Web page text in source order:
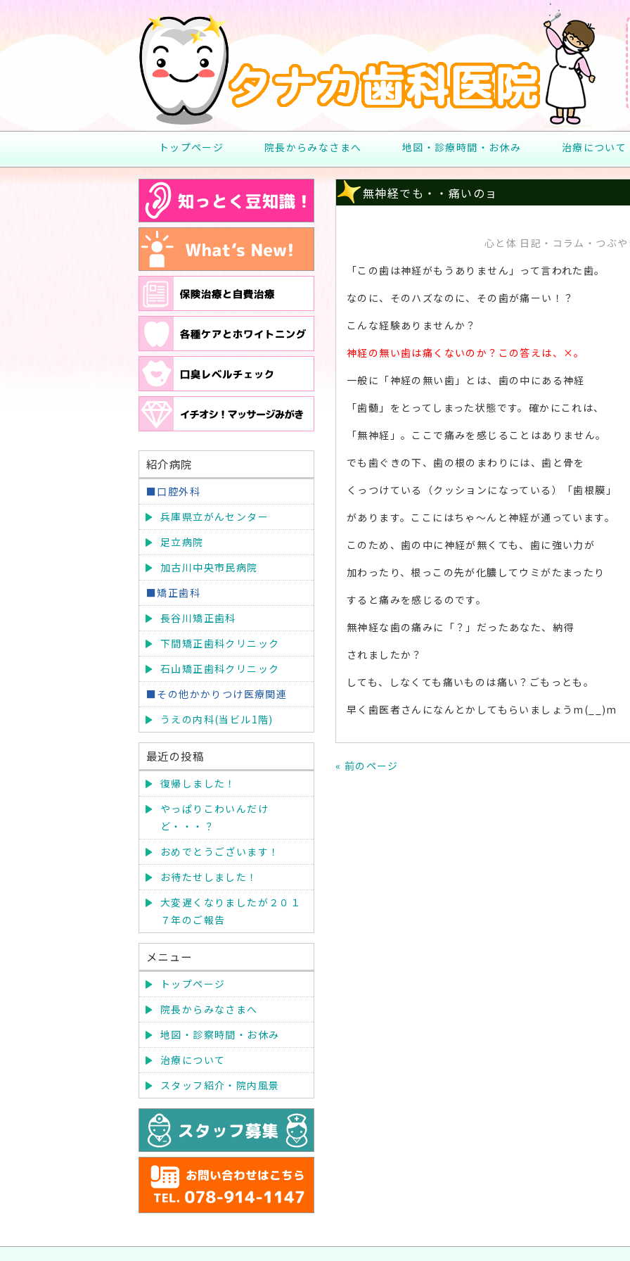
トップページ 院長からみなさまへ 地図・診療時間・お休み 治療について
無神経でも・・痛いのョ
心と体 日記・コラム・つぶ
「この歯は神経がもうありません」って言われた歯。
なのに、そのハズなのに、その歯が痛ーい！？
こんな経験ありませんか？
神経の無い歯は痛くないのか？この答えは、×。
一般に「神経の無い歯」とは、歯の中にある神経
「歯髄」をとってしまった状態です。確かにこれは、
「無神経」。ここで痛みを感じることはありません。
でも歯ぐきの下、歯の根のまわりには、歯と骨を
くっつけている（クッションになっている）「歯根膜」
があります。ここにはちゃ～んと神経が通っています。
このため、歯の中に神経が無くても、歯に強い力が
加わったり、根っこの先が化膿してウミがたまったり
すると痛みを感じるのです。
無神経な歯の痛みに「？」だったあなた、納得
されましたか？
しても、しなくても痛いものは痛い？ごもっとも。
早く歯医者さんになんとかしてもらいましょうm(__)m
« 前のページ
紹介病院
■口腔外科
兵庫県立がんセンター
足立病院
加古川中央市民病院
■矯正歯科
長谷川矯正歯科
下間矯正歯科クリニック
石山矯正歯科クリニック
■その他かかりつけ医療関連
うえの内科(当ビル1階)
最近の投稿
復帰しました！
やっぱりこわいんだけ
ど・・・？
おめでとうございます！
お待たせしました！
大変遅くなりましたが２０１
７年のご報告
メニュー
トップページ
院長からみなさまへ
地図・診察時間・お休み
治療について
スタッフ紹介・院内風景